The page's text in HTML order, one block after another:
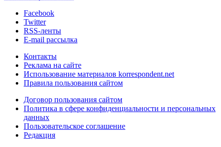
Facebook
Twitter
RSS-ленты
E-mail рассылка
Контакты
Реклама на сайте
Использование материалов korrespondent.net
Правила пользования сайтом
Договор пользования сайтом
Политика в сфере конфиденциальности и персональных
данных
Пользовательское соглашение
Редакция